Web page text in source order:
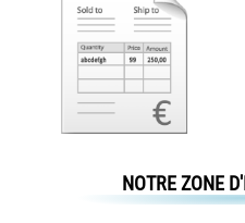
NOTRE ZONE